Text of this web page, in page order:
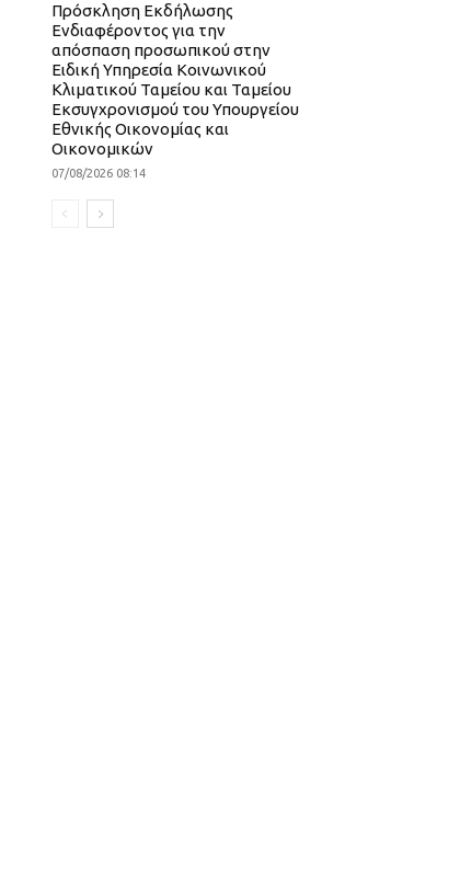
Πρόσκληση Εκδήλωσης
Ενδιαφέροντος για την
απόσπαση προσωπικού στην
Ειδική Υπηρεσία Κοινωνικού
Κλιματικού Ταμείου και Ταμείου
Εκσυγχρονισμού του Υπουργείου
Εθνικής Οικονομίας και
Οικονομικών
07/08/2026 08:14